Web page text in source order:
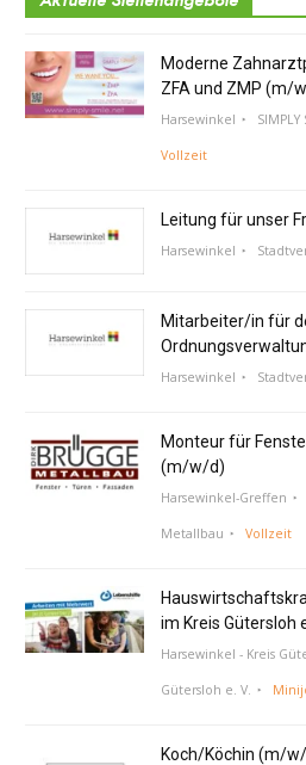
Moderne
ZFA und ZMP (m/
Harsewinkel
Vollzeit
Leitung für unser
Harsewinkel
Mitarbeiter/in für
Harsewinkel
Monteur für
(m/w/d)
Harsewinkel-Greffen
Metallbau Vollzeit
im Kreis Gütersloh
Harsewinkel - Kreis
Gütersloh e. V.
Koch/Köchin (m/